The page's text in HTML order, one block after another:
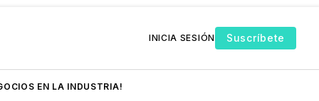
INICIA SESIÓN Suscríbete
EN LA INDUSTRIA!